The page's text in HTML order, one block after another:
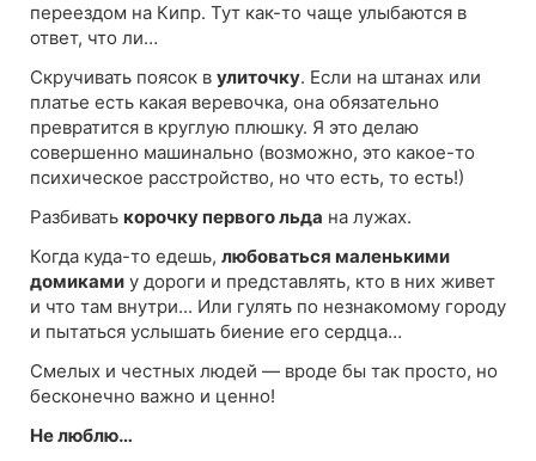
переездом на Кипр. Тут как-то чаще улыбаются в
ответ, что ли…
Скручивать поясок в улиточку. Если на штанах или
платье есть какая веревочка, она обязательно
превратится в круглую плюшку. Я это делаю
совершенно машинально (возможно, это какое-то
психическое расстройство, но что есть, то есть!)
Разбивать корочку первого льда на лужах.
Когда куда-то едешь, любоваться маленькими
домиками у дороги и представлять, кто в них живет
и что там внутри... Или гулять по незнакомому городу
и пытаться услышать биение его сердца…
Смелых и честных людей — вроде бы так просто, но
бесконечно важно и ценно!
Не люблю…